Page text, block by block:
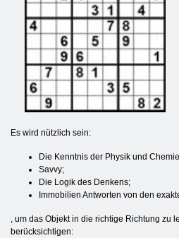
Es wird nützlich sein:
Die Kenntnis der Physik und
Savvy;
Die Logik des Denkens;
Immobilien Antworten von den
, um das Objekt in die richtige Richtung zu
berücksichtigen: